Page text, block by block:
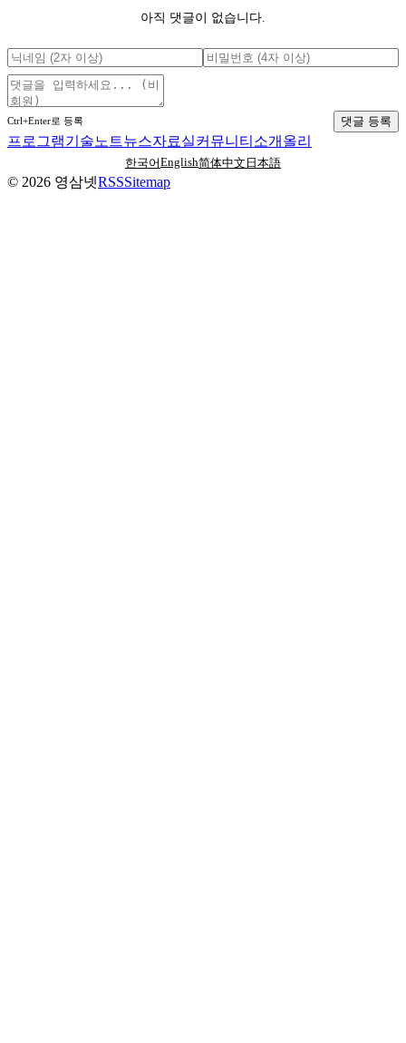
아직 댓글이 없습니다.
Ctrl+Enter로 등록 댓글 등록
프로그램기술노트뉴스자료실커뮤니티 소개 올리
한국어English简体中文 日本語
© 2026 영삼넷RSSSitemap